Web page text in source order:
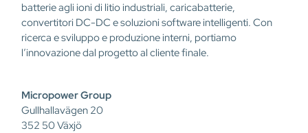
batterie agli ioni di litio industriali, caricabatterie,
convertitori DC-DC e soluzioni software intelligenti. Con
ricerca e sviluppo e produzione interni, portiamo
l’innovazione dal progetto al cliente finale.
Micropower Group
Gullhallavägen 20
352 50 Växjö